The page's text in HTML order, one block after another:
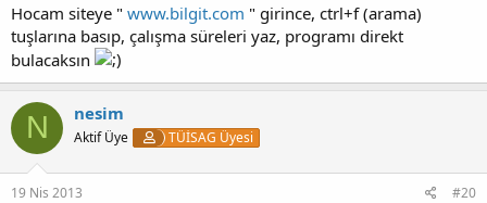
Hocam siteye " www.bilgit.com " girince, ctrl+f (arama)
tuşlarına basıp, çalışma süreleri yaz, programı direkt
bulacaksın
N nesim
Aktif Üye TÜİSAG Üyesi
19 Nis 2013 #20